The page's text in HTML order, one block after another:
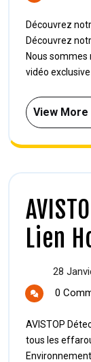
Découvrez notre nouveau produit primé au SIVAL 2025 !
Découvrez
Nous sommes
vidéo
View More
Lien
28
0
AVISTOP Détect’ propose une solution compatible avec
tous les